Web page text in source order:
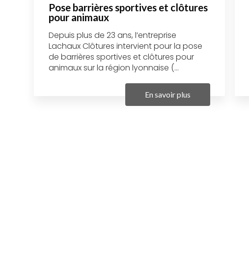
Pose barrières sportives et clôtures
pour animaux
Depuis plus de 23 ans, l’entreprise
Lachaux Clôtures intervient pour la pose
de barrières sportives et clôtures pour
animaux sur la région lyonnaise (...
En savoir plus